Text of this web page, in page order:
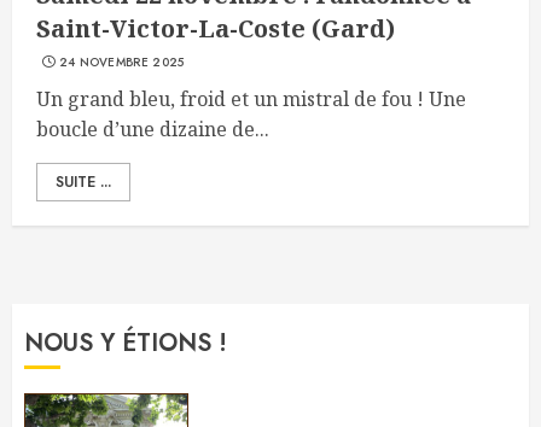
Saint-Victor-La-Coste (Gard)
24 NOVEMBRE 2025
Un grand bleu, froid et un mistral de fou ! Une
boucle d’une dizaine de...
SUITE ...
NOUS Y ÉTIONS !